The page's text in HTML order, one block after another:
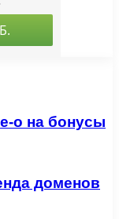
o на бонусы
доменов